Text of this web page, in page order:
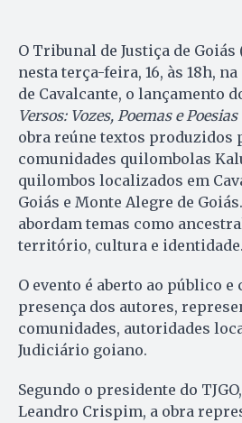
O Tribunal de Justiça de Goiás
nesta terça-feira, 16, às 18h,
de Cavalcante, o lançamento
Versos: Vozes, Poemas e
obra reúne textos produzidos
comunidades quilombolas
quilombos localizados em
Goiás e Monte Alegre de
abordam temas como
território, cultura e identidade.
O evento é aberto ao público e
presença dos autores,
comunidades, autoridades
Judiciário goiano.
Segundo o presidente do
Leandro Crispim, a obra